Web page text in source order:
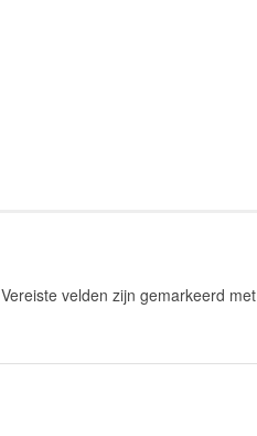
Vereiste velden zijn gemarkeerd met